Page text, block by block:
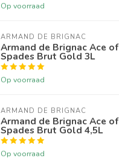
Op voorraad
ARMAND DE BRIGNAC
Armand de Brignac Ace of
Spades Brut Gold 3L
Op voorraad
ARMAND DE BRIGNAC
Armand de Brignac Ace of
Spades Brut Gold 4,5L
Op voorraad